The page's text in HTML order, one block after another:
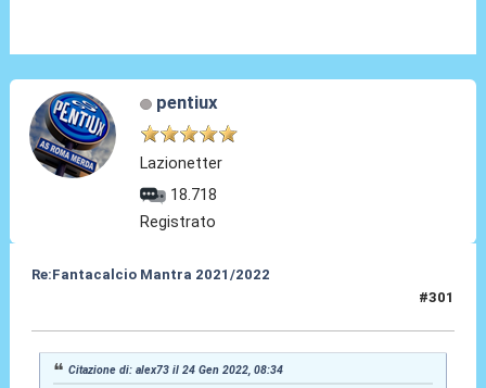
pentiux
Lazionetter
18.718
Registrato
Re:Fantacalcio Mantra 2021/2022
#301
Citazione di: alex73 il 24 Gen 2022, 08:34